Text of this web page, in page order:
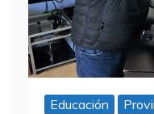
Educación